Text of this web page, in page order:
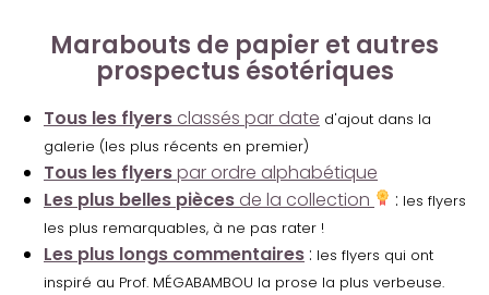
Marabouts de papier et autres
prospectus ésotériques
Tous les flyers classés par date d'ajout dans la
galerie (les plus récents en premier)
Tous les flyerspar ordre alphabétique
Les plus belles pièces de la collection : les flyers
les plus remarquables, à ne pas rater !
Les plus longs commentaires : les flyers qui ont
inspiré au Prof. MÉGABAMBOU la prose la plus verbeuse.